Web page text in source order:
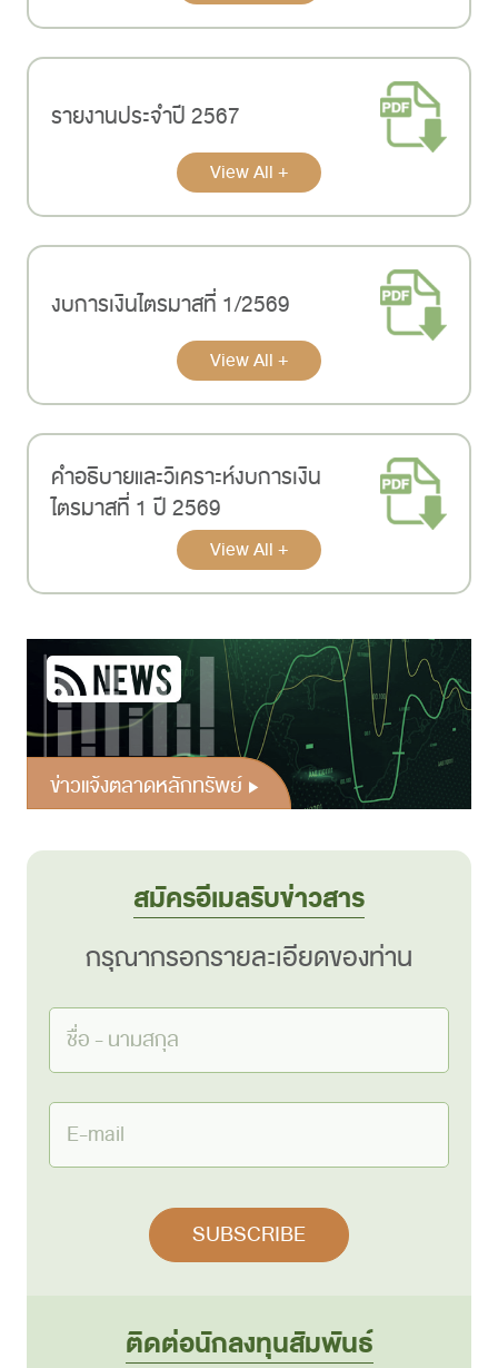
รายงานประจำปี 2567
View All +
งบการเงินไตรมาสที่ 1/2569
View All +
คําอธิบายและวิเคราะห์งบการเงิน
ไตรมาสที่ 1 ปี 2569
View All +
ข่าวแจ้งตลาดหลักทรัพย์
สมัครอีเมลรับข่าวสาร
กรุณากรอกรายละเอียดของท่าน
ติดต่อนักลงทุนสัมพันธ์